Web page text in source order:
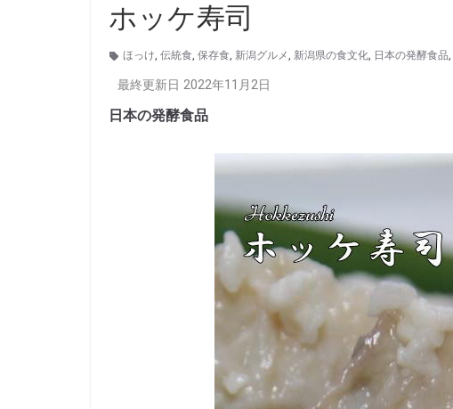
ホッケ寿司
ほっけ, 伝統食, 保存食, 新潟グルメ, 新潟県の食文化, 日本の発酵食品,
最終更新日 2022年11月2日
日本の発酵食品